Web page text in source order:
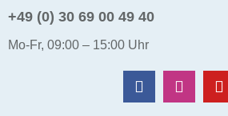
+49 (0) 30 69 00 49 40
Mo-Fr, 09:00 – 15:00 Uhr